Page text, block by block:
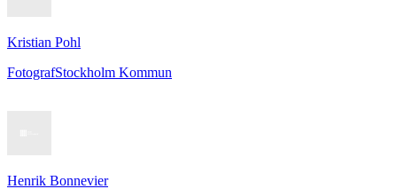
Kristian Pohl
FotografStockholm Kommun
Henrik Bonnevier